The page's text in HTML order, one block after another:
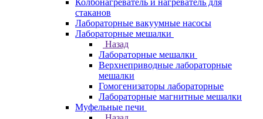
Колбонагреватель и нагреватель для
стаканов
Лабораторные вакуумные насосы
Лабораторные мешалки
Назад
Лабораторные мешалки
Верхнеприводные лабораторные
мешалки
Гомогенизаторы лабораторные
Лабораторные магнитные мешалки
Муфельные печи